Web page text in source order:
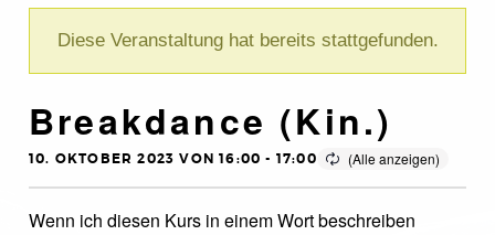
Diese Veranstaltung hat bereits stattgefunden.
Breakdance (Kin.)
10. OKTOBER 2023 VON 16:00 - 17:00
Wenn ich diesen Kurs in einem Wort beschreiben